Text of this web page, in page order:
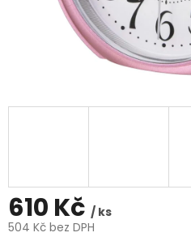
610 Kč / ks
504 Kč bez DPH